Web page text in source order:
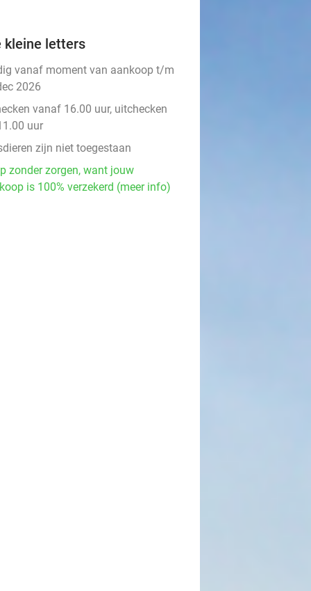
kleine letters
vanaf moment van aankoop t/m
2026
vanaf 16.00 uur, uitchecken
uur
zijn niet toegestaan
zonder zorgen, want jouw
is 100% verzekerd (meer info)